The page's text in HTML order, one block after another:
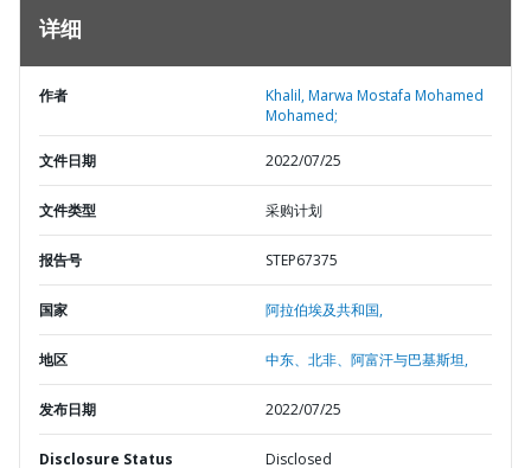
详细
作者
Khalil, Marwa Mostafa Mohamed
Mohamed;
文件日期 2022/07/25
文件类型 采购计划
报告号 STEP67375
国家 阿拉伯埃及共和国,
地区 中东、北非、阿富汗与巴基斯坦,
发布日期 2022/07/25
Disclosure Status Disclosed